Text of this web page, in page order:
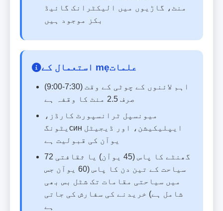
منٹ، گاڑیوں میں الیکٹرانک گائیڈ
بکز موجود ہیں
استعمال کے mẹعلمات
اہم لائنوں کے چوٹی کے وقت (7:30-9:00)
صرف 2.5 منٹ کا وقفہ ہے
میونسپل ٹرانسپورٹ کارڈز،
یٹونگсин ایپلیکیشن، اور ڈیجیٹل
یوآن کی قبولیت ہے
72 گھنٹے کا پاس (45 یوآن) یا ثقافتی
سیاحت کے تین دن کا پاس (60 یوآن جس
میں سیاحتی مقامات تک شٹل بس بھی
شامل ہے) خریدنے کی سفارش کی جاتی
ہے